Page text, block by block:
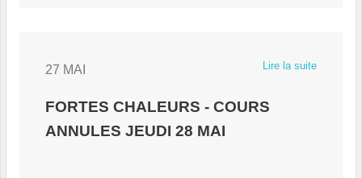
Lire la suite
27 MAI
FORTES CHALEURS - COURS
ANNULES JEUDI 28 MAI